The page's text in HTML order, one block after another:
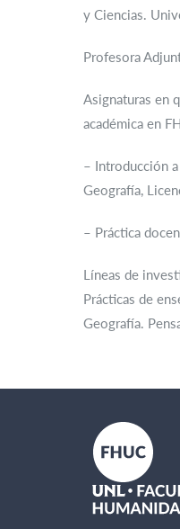
y Ciencias.
Profesora
Asignaturas en
académica en
– Introducción
Geografía,
– Práctica
Líneas de
Prácticas de
Geografía.